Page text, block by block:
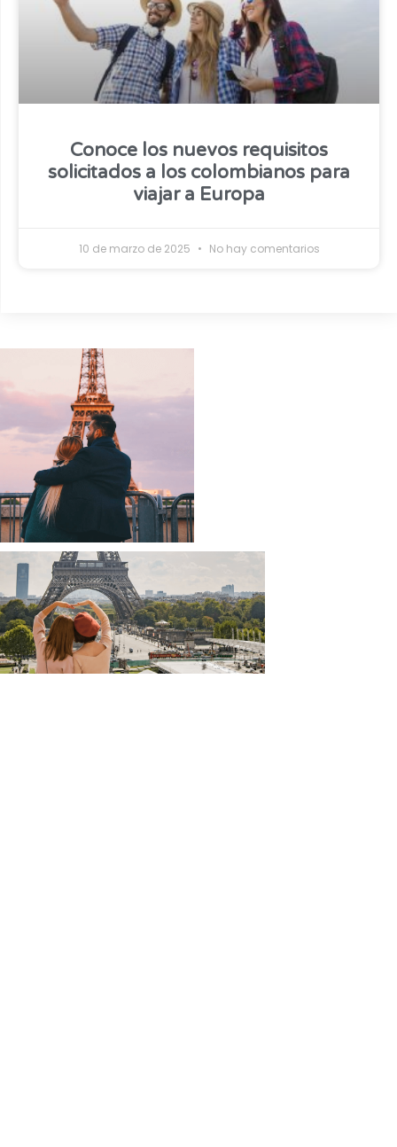
Conoce los nuevos requisitos
solicitados a los colombianos para
viajar a Europa
10 de marzo de 2025 No hay comentarios